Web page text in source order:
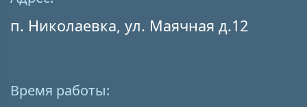
п. Николаевка, ул. Маячная д.12
Время работы: